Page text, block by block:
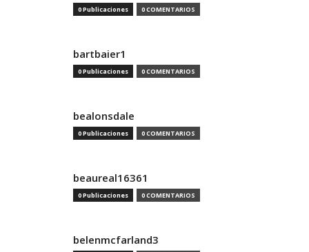
0 Publicaciones 0 COMENTARIOS
bartbaier1
0 Publicaciones 0 COMENTARIOS
bealonsdale
0 Publicaciones 0 COMENTARIOS
beaureal16361
0 Publicaciones 0 COMENTARIOS
belenmcfarland3